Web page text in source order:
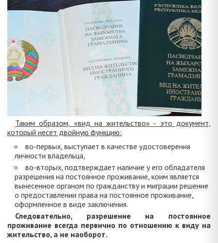
Таким образом, «вид на жительство» - это документ,
который несет двойную функцию:
во-первых, выступает в качестве удостоверения
личности владельца,
во-вторых, подтверждает наличие у его обладателя
разрешения на постоянное проживание, коим является
вынесенное органом по гражданству и миграции решение
о предоставлении права на постоянное проживание,
оформленное в виде заключения.
Следовательно, разрешение на постоянное
проживание всегда первично по отношению к виду на
жительство, а не наоборот.